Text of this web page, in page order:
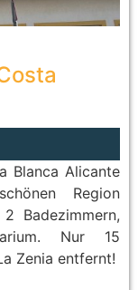
Blanca Alicante
Region
Badezimmern,
Nur 15
Zenia entfernt!